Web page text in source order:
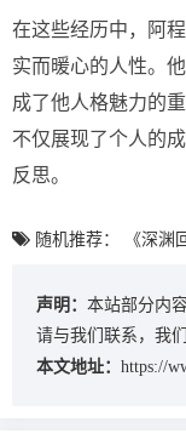
在这些经历中，阿
实而暖心的人性。
成了他人格魅力的
不仅展现了个人的
反思。
随机推荐： 《深渊
声明： 本站部分内
请与我们联系，我
本文地址： https://